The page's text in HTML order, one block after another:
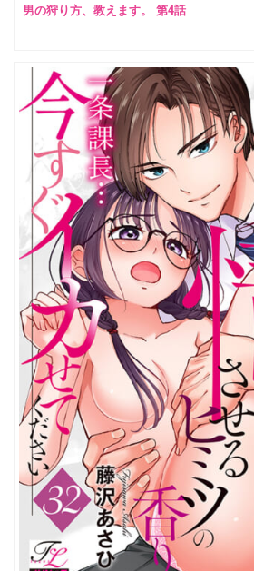
男の狩り方、教えます。 第4話